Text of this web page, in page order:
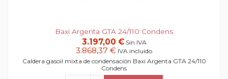
Baxi Argenta GTA 24/110 Condens
3.197,00 € Sin IVA
3.868,37 € IVA incluido
Caldera gasoil mixta de condensación Baxi Argenta GTA 24/110
Condens